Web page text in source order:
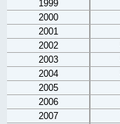
1999
2000
2001
2002
2003
2004
2005
2006
2007